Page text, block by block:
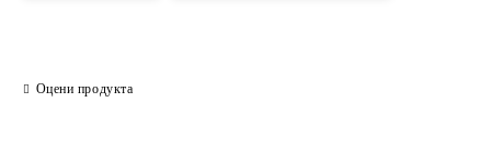
Оцени продукта